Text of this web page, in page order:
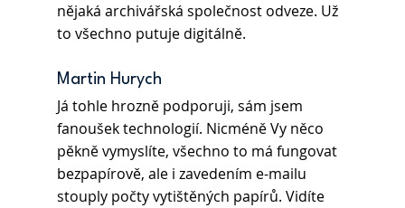
nějaká archivářská společnost odveze. Už
to všechno putuje digitálně.
Martin Hurych
Já tohle hrozně podporuji, sám jsem
fanoušek technologií. Nicméně Vy něco
pěkně vymyslíte, všechno to má fungovat
bezpapírově, ale i zavedením e-mailu
stouply počty vytištěných papírů. Vidíte